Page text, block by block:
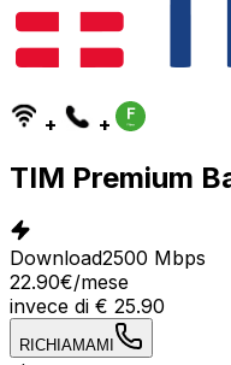
+ +
TIM Premium
Download2500 Mbps
22.90€/mese
invece di € 25.90
RICHIAMAMI